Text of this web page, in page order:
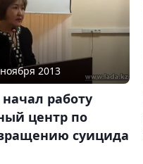
2013
работу
центр по
суицида